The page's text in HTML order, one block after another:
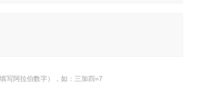
写阿拉伯数字），如：三加四=7